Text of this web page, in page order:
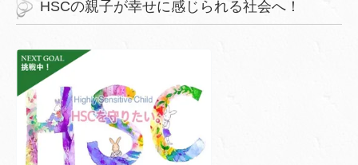
HSCの親子が幸せに感じられる社会へ！